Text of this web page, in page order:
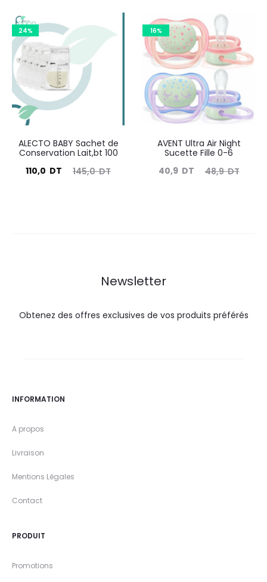
initial
était :
27,0
DT.
actuel
est :
23,5
initial
était :
76,0
DT.
actuel
est :
59,5
DT.
24%
ALECTO BABY Sachet de
Conservation Lait,bt 100
145,0DT
Le
110,0 DT
Le
16%
AVENT Ultra Air Night
Sucette Fille 0-6
48,9DT
Le
40,9 DT
Newsletter
Obtenez des offres exclusives de vos produits préférés
INFORMATION
A propos
Livraison
Mentions Légales
Contact
PRODUIT
Promotions